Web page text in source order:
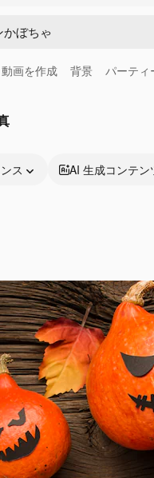
画を作成 背景 パーティ
ス
ス AI 生成コンテン
エイティブ制作を導くための
ム。クリエイター、企業、代
オを含む100万人以上が利用